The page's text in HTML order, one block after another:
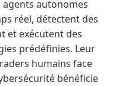
agents autonomes
réel, détectent des
et exécutent des
prédéfinies. Leur
humains face
bénéficie